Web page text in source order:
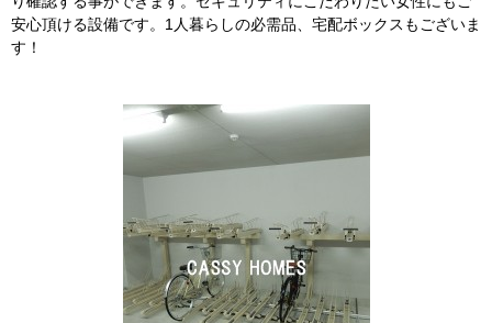
安心頂ける設備です。1人暮らしの必需品、宅配ボックスもございま
す！